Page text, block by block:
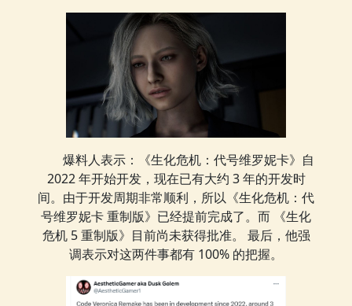
爆料人表示：《生化危机：代号维罗妮卡》自
2022 年开始开发，现在已有大约 3 年的开发时
间。由于开发周期非常顺利，所以《生化危机：代
号维罗妮卡 重制版》已经提前完成了。而 《生化
危机 5 重制版》目前尚未获得批准。 最后，他强
调表示对这两件事都有 100% 的把握。